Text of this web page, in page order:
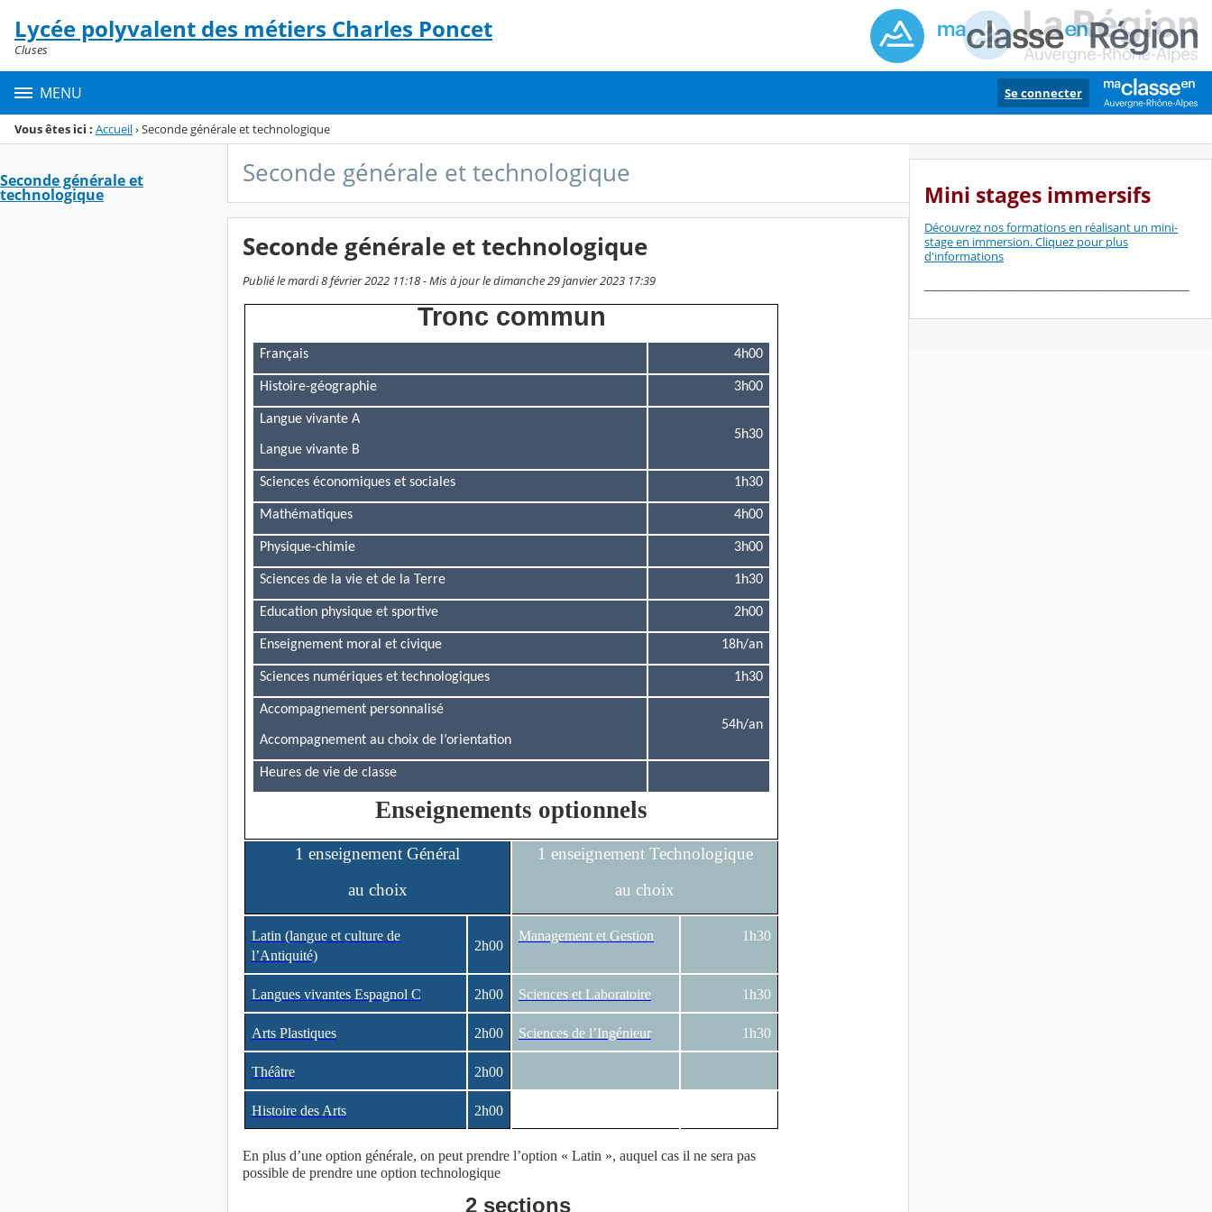
Menu de la rubrique
Contenu
Lycée polyvalent des métiers Charles Poncet
Cluses
MENU Se connecter
Vous êtes ici : Accueil›Seconde générale et technologique
Seconde générale et
technologique
Seconde générale et technologique
Seconde générale et technologique
Publié le mardi 8 février 2022 11:18 - Mis à jour le dimanche 29 janvier 2023 17:39
Tronc commun
Français 4h00
Histoire-géographie 3h00
Langue vivante A
Langue vivante B
5h30
Sciences économiques et sociales 1h30
Mathématiques 4h00
Physique-chimie 3h00
Sciences de la vie et de la Terre 1h30
Education physique et sportive 2h00
Enseignement moral et civique 18h/an
Sciences numériques et technologiques 1h30
Accompagnement personnalisé
Accompagnement au choix de l’orientation
54h/an
Heures de vie de classe
Enseignements optionnels
1 enseignement Général
au choix
1 enseignement Technologique
au choix
Latin (langue et culture de
l’Antiquité)
2h00
Management et Gestion 1h30
Langues vivantes Espagnol C 2h00 Sciences et Laboratoire 1h30
Arts Plastiques 2h00 Sciences de l’Ingénieur 1h30
Théâtre 2h00
Histoire des Arts 2h00
En plus d’une option générale, on peut prendre l’option « Latin », auquel cas il ne sera pas
possible de prendre une option technologique
2 sections
Mini stages immersifs
Découvrez nos formations en réalisant un mini-
stage en immersion. Cliquez pour plus
d'informations